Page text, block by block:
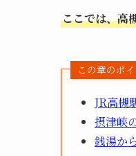
ここでは、高
この章のポ
JR高槻
摂津峡
銭湯か